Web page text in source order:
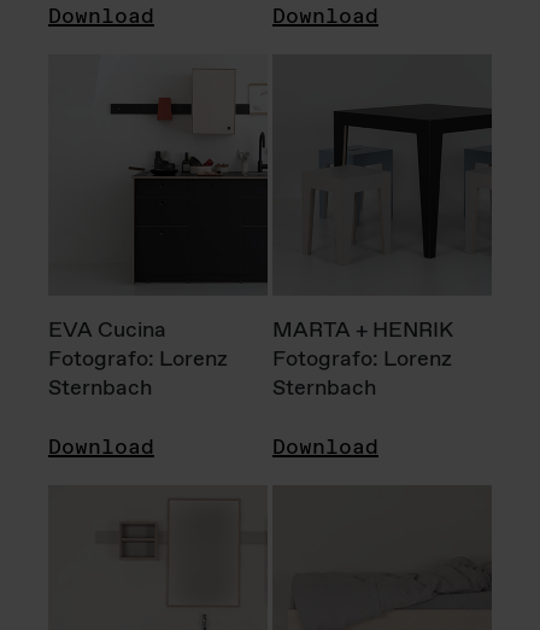
Download Download
EVA Cucina
Fotografo: Lorenz
Sternbach
Download
MARTA + HENRIK
Fotografo: Lorenz
Sternbach
Download